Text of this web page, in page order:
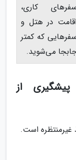
سفرهای کاری،
اقامت در هتل و
سفرهایی که کمتر
می‌شوید.
از
غیرمنتظره است.